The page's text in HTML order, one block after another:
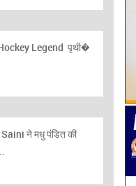
Legend पृथी�
ने मधु पंडित की